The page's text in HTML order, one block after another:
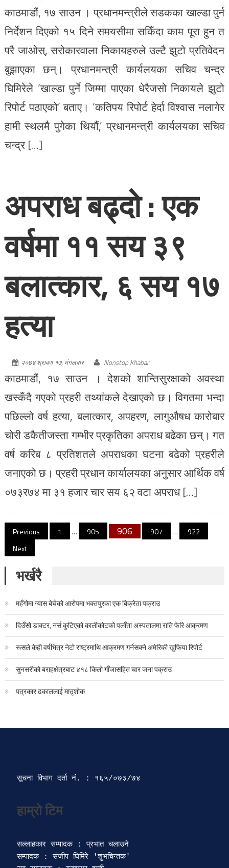
काठमाडौं, १७ साउन । प्रधानमन्त्रीले सडकका खाल्डा पुर्न
निर्देशन दिएको १५ दिने समयसीमा सकिँदा काम पूरा हुन त
परै जाओस्, सरोकारवाला निकायहरुले उल्टै झुटो प्रतिवेदन
बुझाएका छन्। प्रधानमन्त्री कार्यलयका सचिव चन्द्र
घिमिरेले ‘खाल्डा पुर्ने जिम्मा पाएका धेरैजसो निकायले झुटो
रिपोर्ट पठाएको’ बताए। ‘कतिपय रिपोर्ट हेर्दा विश्वास नलागेर
हामी स्थलमै पुगेका थियौं,’ प्रधानमन्त्री कार्यलयका सचिव
चन्द्र […]
अपराध बढ्दो : एक
वर्षमा ११ सय ३९
बलात्कार, ६ सय १७
हत्या
२०७४ श्रावण १७, मंगलवार Nonstop Khabar
काठमाडौं, १७ साउन । देशको शान्तिसुरक्षाको अवस्था
खस्कँदै गएको प्रहरी तथ्यांकले देखाएको छ। विगतमा भन्दा
पछिल्लो वर्ष हत्या, बलात्कार, अपहरण, लागुऔषध कारोबार
चोरी डकैतीजस्ता गम्भीर प्रकृतिका अपराध बढेका छन्। गत
वर्ष करिब ८ प्रतिशतले अपराधका घटना बढेको प्रहरीले
जनाएको छ। प्रहरी प्रधान कार्यालयका अनुसार आर्थिक वर्ष
०७३र७४ मा ३१ हजार चार सय ६२ वटा अपराध […]
Posts pagination
Previous 1 … 905 906 907 …
922
Next
भर्खरै
महँगोमा ग्यास बेचेको आरोपमा भक्तपुरका एक बिक्रेता पक्राउ
दिउँसो डाक्टर, नर्स कुटिएको कालीकोटको पलाँता अस्पतालमा राति फेरि आक्रमण
रूसले केही वर्षभित्र नेटो राष्ट्रमाथि आक्रमण गर्नसक्ने अमेरिकी खुफिया रिपोर्ट
सुनसरीको बराहक्षेत्रबाट ४१८ किलो गाँजासहित चार जना पक्राउ
पत्रकार ढकाललाई मातृशोक
सूचना विभाग दर्ता‍ नं. : १६५/०७३/७४
हाम्रो टिम
सल्लाहकार सम्पादक : प्रभात चलाउने
सम्पादक : संजीप घिमिरे 'शुभचिन्तक'